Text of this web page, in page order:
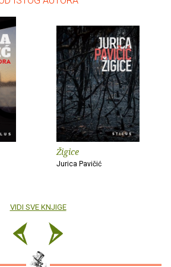
Žigice
Jurica Pavičić
VIDI SVE KNJIGE